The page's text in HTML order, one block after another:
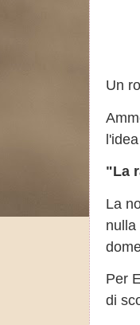
Un
"La
La
nulla
Per
di